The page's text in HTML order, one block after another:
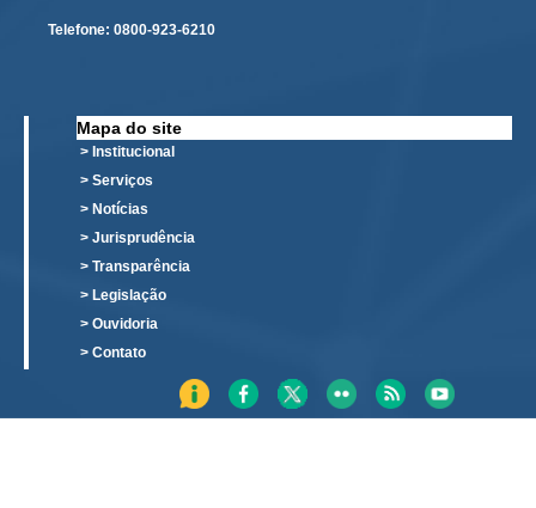
Campanhas
Galeria de Fotos
Redes Sociais
Fale com a Comunicação
Logomarca
Jurisprudência
Consulta Jurisprudencial
Telefone: 0800-923-6210
Mapa do site
> Institucional
> Serviços
> Notícias
> Jurisprudência
> Transparência
> Legislação
> Ouvidoria
> Contato